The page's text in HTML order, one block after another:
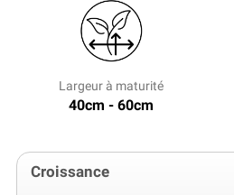
Largeur à maturité
40cm - 60cm
Croissance